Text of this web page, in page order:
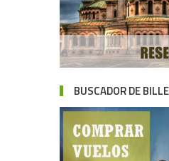
BUSCADOR DE